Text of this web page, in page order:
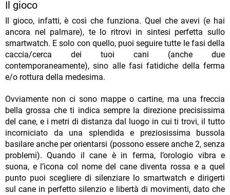
Il gioco
Il gioco, infatti, è così che funziona. Quel che avevi (e hai
ancora nel palmare), te lo ritrovi in sintesi perfetta sullo
smartwatch. E solo con quello, puoi seguire tutte le fasi della
caccia/cerca dei tuoi cani (anche due
contemporaneamente), sino alle fasi fatidiche della ferma
e/o rottura della medesima.
Ovviamente non ci sono mappe o cartine, ma una freccia
bella grossa che ti indica sempre la direzione precisissima
del cane, e i metri di distanza dal luogo in cui ti trovi, il tutto
incorniciato da una splendida e preziosissima bussola
basilare anche per orientarsi (possono essere anche 2, senza
problemi). Quando il cane è in ferma, l’orologio vibra e
suona, e l’icona col nome del cane diventa rossa e a quel
punto puoi scegliere di silenziare lo smartwatch e dirigerti
sul cane in perfetto silenzio e libertà di movimenti, dato che